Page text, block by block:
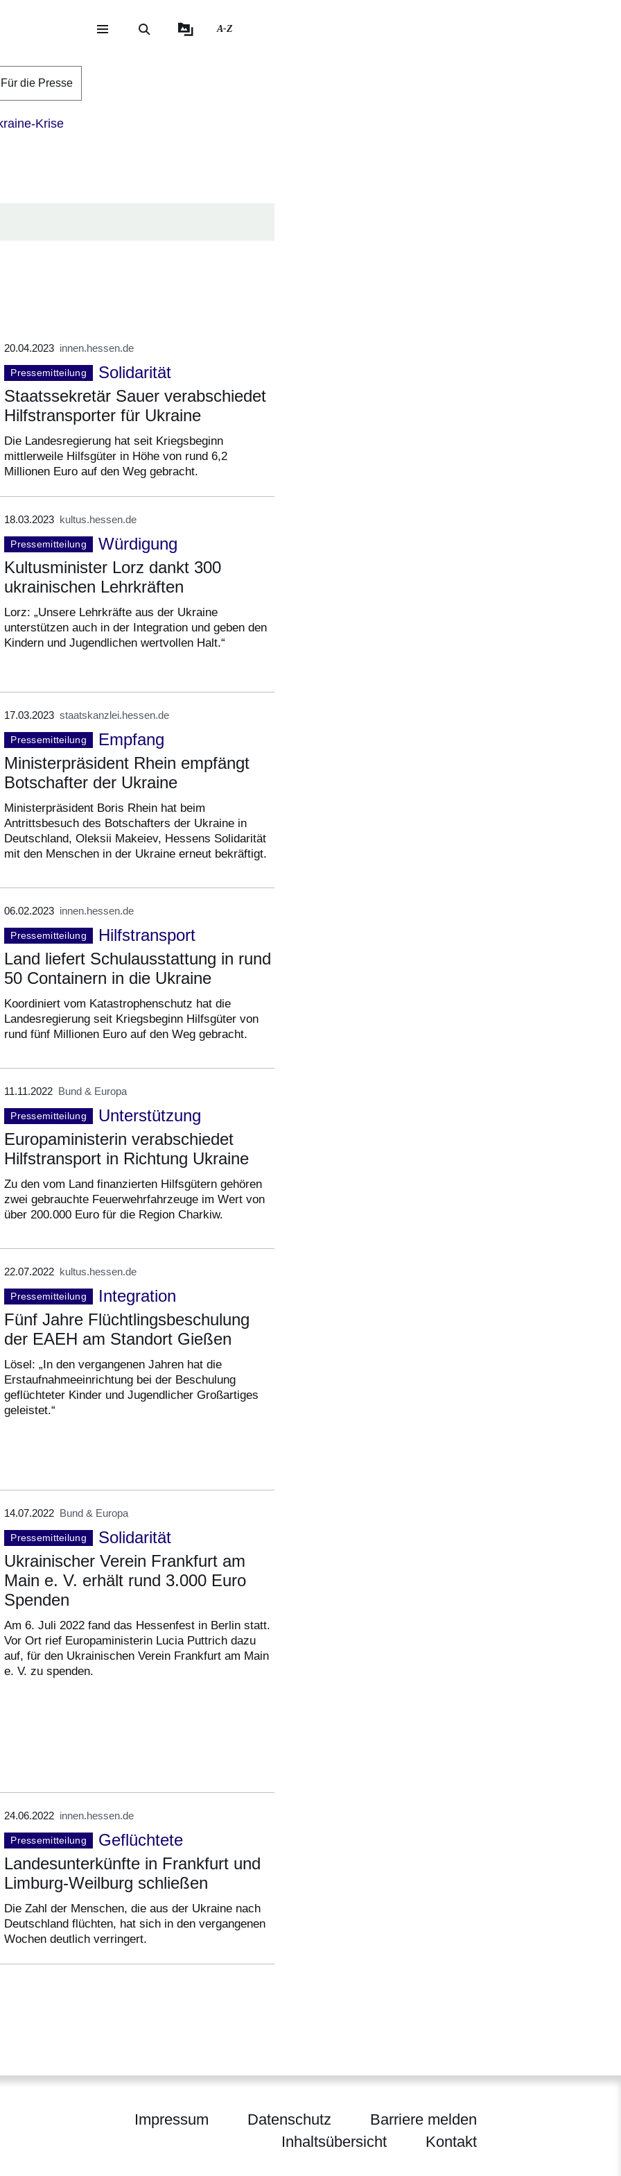
A-Z
Für die Presse
Krise
20.04.2023 innen.hessen.de
Pressemitteilung
Solidarität
Staatssekretär Sauer verabschiedet
Hilfstransporter für Ukraine
Die Landesregierung hat seit Kriegsbeginn
mittlerweile Hilfsgüter in Höhe von rund 6,2
Millionen Euro auf den Weg gebracht.
18.03.2023 kultus.hessen.de
Pressemitteilung
Würdigung
Kultusminister Lorz dankt 300
ukrainischen Lehrkräften
Lorz: „Unsere Lehrkräfte aus der Ukraine
unterstützen auch in der Integration und geben den
Kindern und Jugendlichen wertvollen Halt.“
17.03.2023 staatskanzlei.hessen.de
Pressemitteilung
Empfang
Ministerpräsident Rhein empfängt
Botschafter der Ukraine
Ministerpräsident Boris Rhein hat beim
Antrittsbesuch des Botschafters der Ukraine in
Deutschland, Oleksii Makeiev, Hessens Solidarität
mit den Menschen in der Ukraine erneut bekräftigt.
06.02.2023 innen.hessen.de
Pressemitteilung
Hilfstransport
Land liefert Schulausstattung in rund
50 Containern in die Ukraine
Koordiniert vom Katastrophenschutz hat die
Landesregierung seit Kriegsbeginn Hilfsgüter von
rund fünf Millionen Euro auf den Weg gebracht.
11.11.2022 Bund & Europa
Pressemitteilung
Unterstützung
Europaministerin verabschiedet
Hilfstransport in Richtung Ukraine
Zu den vom Land finanzierten Hilfsgütern gehören
zwei gebrauchte Feuerwehrfahrzeuge im Wert von
über 200.000 Euro für die Region Charkiw.
22.07.2022 kultus.hessen.de
Pressemitteilung
Integration
Fünf Jahre Flüchtlingsbeschulung
der EAEH am Standort Gießen
Lösel: „In den vergangenen Jahren hat die
Erstaufnahmeeinrichtung bei der Beschulung
geflüchteter Kinder und Jugendlicher Großartiges
geleistet.“
14.07.2022 Bund & Europa
Pressemitteilung
Solidarität
Ukrainischer Verein Frankfurt am
Main e. V. erhält rund 3.000 Euro
Spenden
Am 6. Juli 2022 fand das Hessenfest in Berlin statt.
Vor Ort rief Europaministerin Lucia Puttrich dazu
auf, für den Ukrainischen Verein Frankfurt am Main
e. V. zu spenden.
24.06.2022 innen.hessen.de
Pressemitteilung
Geflüchtete
Landesunterkünfte in Frankfurt und
Limburg-Weilburg schließen
Die Zahl der Menschen, die aus der Ukraine nach
Deutschland flüchten, hat sich in den vergangenen
Wochen deutlich verringert.
Impressum Datenschutz
Barriere melden
Inhaltsübersicht
Kontakt